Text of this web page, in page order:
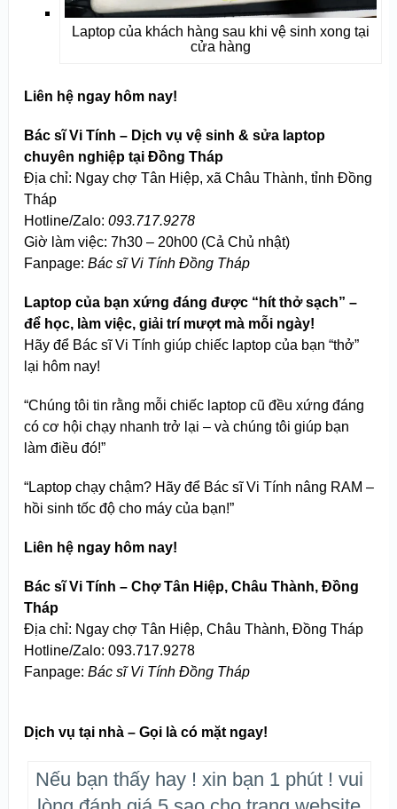
Laptop của khách hàng sau khi vệ sinh xong tại
cửa hàng
Liên hệ ngay hôm nay!
Bác sĩ Vi Tính – Dịch vụ vệ sinh & sửa laptop
chuyên nghiệp tại Đồng Tháp
Địa chỉ: Ngay chợ Tân Hiệp, xã Châu Thành, tỉnh Đồng
Tháp
Hotline/Zalo: 093.717.9278
Giờ làm việc: 7h30 – 20h00 (Cả Chủ nhật)
Fanpage: Bác sĩ Vi Tính Đồng Tháp
Laptop của bạn xứng đáng được “hít thở sạch” –
để học, làm việc, giải trí mượt mà mỗi ngày!
Hãy để Bác sĩ Vi Tính giúp chiếc laptop của bạn “thở”
lại hôm nay!
“Chúng tôi tin rằng mỗi chiếc laptop cũ đều xứng đáng
có cơ hội chạy nhanh trở lại – và chúng tôi giúp bạn
làm điều đó!”
“Laptop chạy chậm? Hãy để Bác sĩ Vi Tính nâng RAM –
hồi sinh tốc độ cho máy của bạn!”
Liên hệ ngay hôm nay!
Bác sĩ Vi Tính – Chợ Tân Hiệp, Châu Thành, Đồng
Tháp
Địa chỉ: Ngay chợ Tân Hiệp, Châu Thành, Đồng Tháp
Hotline/Zalo: 093.717.9278
Fanpage: Bác sĩ Vi Tính Đồng Tháp
Dịch vụ tại nhà – Gọi là có mặt ngay!
Nếu bạn thấy hay ! xin bạn 1 phút ! vui